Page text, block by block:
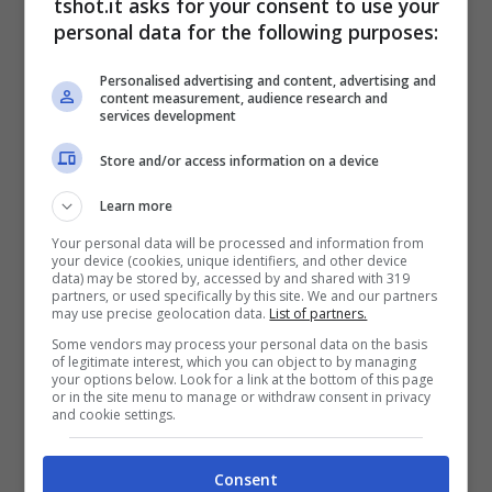
conquistato il settimo posto al Canadian
Open e il terzo al 3M Open.
Procore Championship,
attesa per un autunno ricco
di golf
Nei giorni scorsi è successa una cosa molto
curiosa che riguarda le iscrizioni dei
partecipanti. Infatti, è fissata – come di
consueto – una data limite per registrarsi al
torneo. E nel caso delProcore
tshot.it asks for your consent to use your
personal data for the following purposes:
Personalised advertising and content, advertising and
content measurement, audience research and
services development
Store and/or access information on a device
Learn more
Your personal data will be processed and information from
your device (cookies, unique identifiers, and other device
data) may be stored by, accessed by and shared with 319
partners, or used specifically by this site. We and our partners
may use precise geolocation data. List of partners.
Some vendors may process your personal data on the basis
of legitimate interest, which you can object to by managing
your options below. Look for a link at the bottom of this page
or in the site menu to manage or withdraw consent in privacy
and cookie settings.
Consent